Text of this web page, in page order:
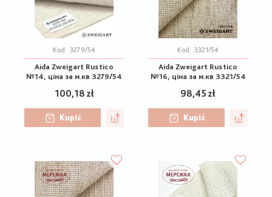
Kod: 3279/54
Aida Zweigart Rustico
№14, ціна за м.кв 3279/54
100,18 zł
Kupić
Kod: 3321/54
Aida Zweigart Rustico
№16, ціна за м.кв 3321/54
98,45 zł
Kupić